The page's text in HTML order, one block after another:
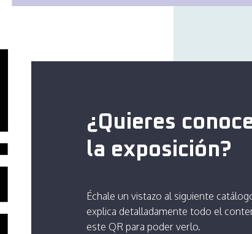
¿Quieres
la exposición?
Échale un vistazo al siguiente
explica detalladamente todo el
este QR para poder verlo.